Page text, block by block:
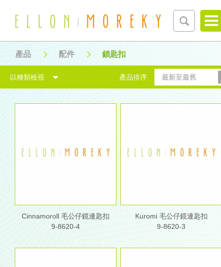
產品 配件 鎖匙扣
產品排序 最新至最舊
以種類檢視
Cinnamoroll 毛公仔鏡連匙扣
9-8620-4
Kuromi 毛公仔鏡連匙扣
9-8620-3